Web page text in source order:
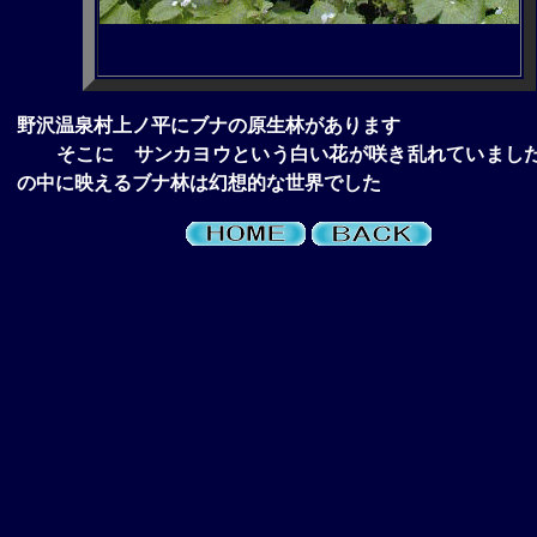
野沢温泉村上ノ平にブナの原生林があります
そこに サンカヨウという白い花が咲き乱れていま
の中に映えるブナ林は幻想的な世界でした